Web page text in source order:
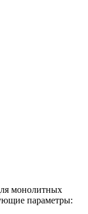
монолитных
параметры: